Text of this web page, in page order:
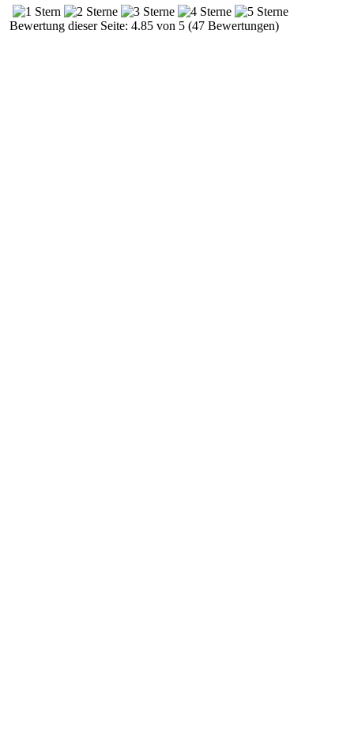
Bewertung dieser Seite: 4.85 von 5 (47 Bewertungen)